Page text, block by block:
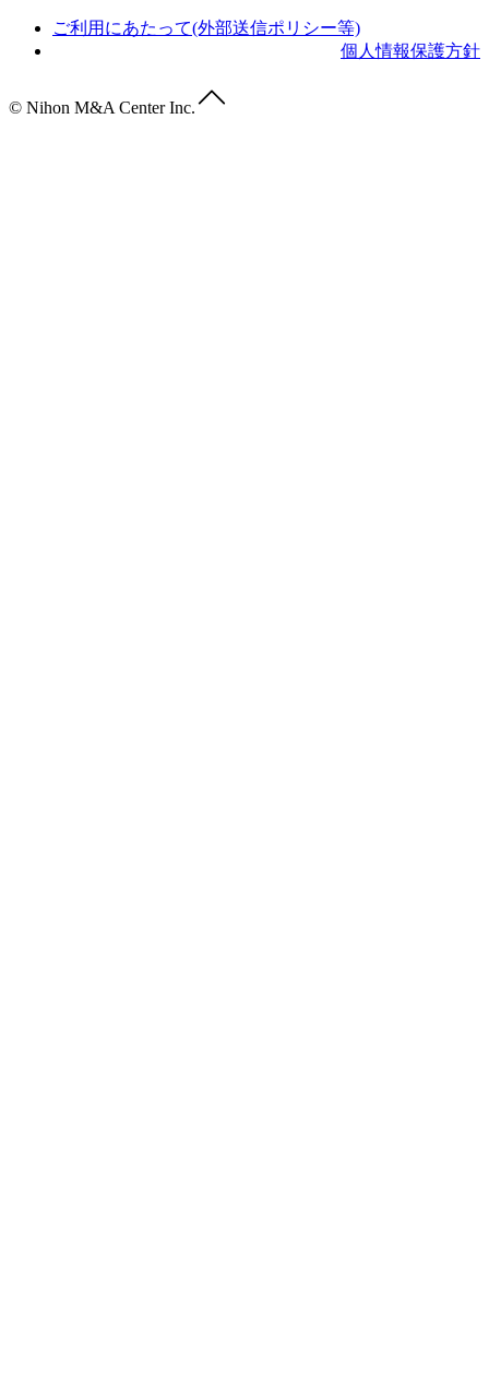
ご利用にあたって(外部送信ポリシー等)
個人情報保護方針
© Nihon M&A Center Inc.